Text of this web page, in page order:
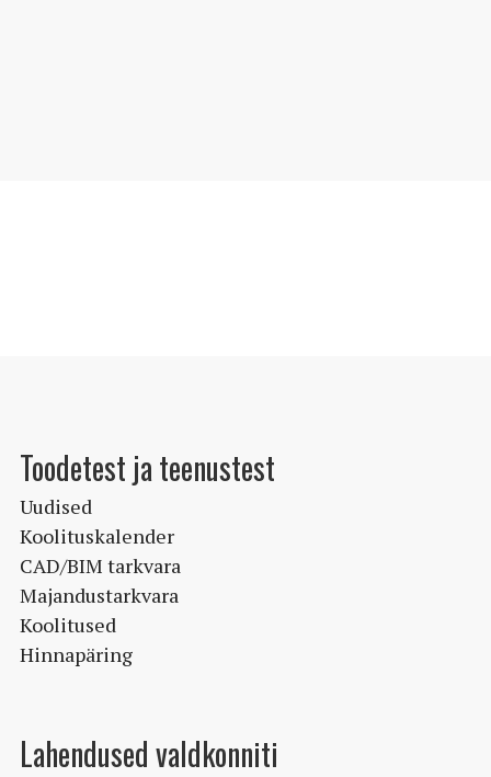
Toodetest ja teenustest
Uudised
Koolituskalender
CAD/BIM tarkvara
Majandustarkvara
Koolitused
Hinnapäring
Lahendused valdkonniti